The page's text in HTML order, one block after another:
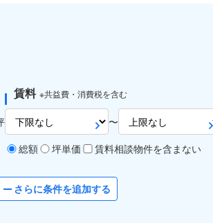
賃料 ※共益費・消費税を含む
〜
総額
坪単価 賃料相談物件を含まない
さらに条件を追加する